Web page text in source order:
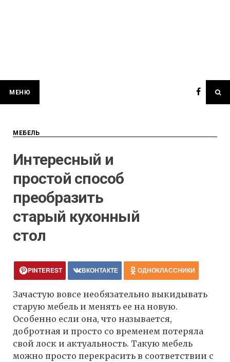
МЕНЮ
МЕБЕЛЬ
Интересный и
простой способ
преобразить
старый кухонный
стол
PINTEREST ВКОНТАКТЕ ОДНОКЛАССНИКИ
Зачастую вовсе необязательно выкидывать
старую мебель и менять ее на новую.
Особенно если она, что называется,
добротная и просто со временем потеряла
свой лоск и актуальность. Такую мебель
можно просто перекрасить в соответствии с